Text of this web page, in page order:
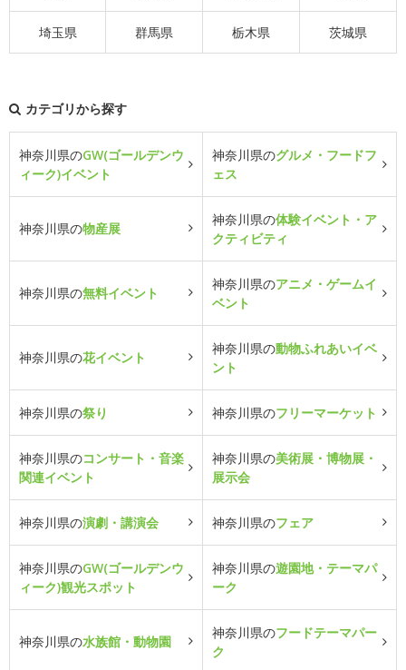
埼玉県 群馬県 栃木県 茨城県
カテゴリから探す
神奈川県のGW(ゴールデンウ
ィーク)イベント
神奈川県のグルメ・フードフ
ェス
神奈川県の物産展
神奈川県の体験イベント・ア
クティビティ
神奈川県の無料イベント
神奈川県のアニメ・ゲームイ
ベント
神奈川県の花イベント
神奈川県の動物ふれあいイベ
ント
神奈川県の祭り 神奈川県のフリーマーケット
神奈川県のコンサート・音楽
関連イベント
神奈川県の美術展・博物展・
展示会
神奈川県の演劇・講演会 神奈川県のフェア
神奈川県のGW(ゴールデンウ
ィーク)観光スポット
神奈川県の遊園地・テーマパ
ーク
神奈川県の水族館・動物園
神奈川県のフードテーマパー
ク